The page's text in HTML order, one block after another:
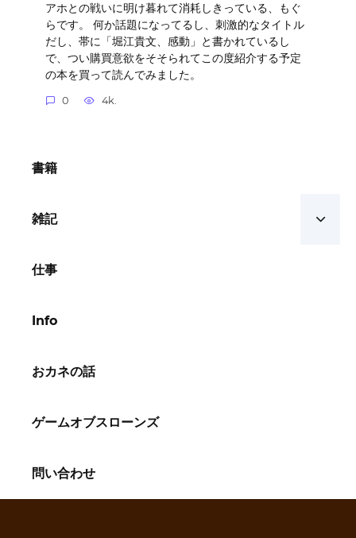
アホとの戦いに明け暮れて消耗しきっている、もぐ
らです。 何か話題になってるし、刺激的なタイトル
だし、帯に「堀江貴文、感動」と書かれているし
で、つい購買意欲をそそられてこの度紹介する予定
の本を買って読んでみました。
0 4k.
書籍
雑記
仕事
Info
おカネの話
ゲームオブスローンズ
問い合わせ